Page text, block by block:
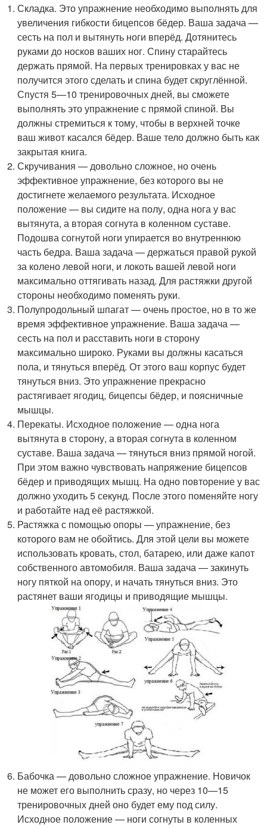
Складка. Это упражнение необходимо выполнять для
увеличения гибкости бицепсов бёдер. Ваша задача —
сесть на пол и вытянуть ноги вперёд. Дотянитесь
руками до носков ваших ног. Спину старайтесь
держать прямой. На первых тренировках у вас не
получится этого сделать и спина будет скруглённой.
Спустя 5—10 тренировочных дней, вы сможете
выполнять это упражнение с прямой спиной. Вы
должны стремиться к тому, чтобы в верхней точке
ваш живот касался бёдер. Ваше тело должно быть как
закрытая книга.
Скручивания — довольно сложное, но очень
эффективное упражнение, без которого вы не
достигнете желаемого результата. Исходное
положение — вы сидите на полу, одна нога у вас
вытянута, а вторая согнута в коленном суставе.
Подошва согнутой ноги упирается во внутреннюю
часть бедра. Ваша задача — держаться правой рукой
за колено левой ноги, и локоть вашей левой ноги
максимально оттягивать назад. Для растяжки другой
стороны необходимо поменять руки.
Полупродольный шпагат — очень простое, но в то же
время эффективное упражнение. Ваша задача —
сесть на пол и расставить ноги в сторону
максимально широко. Руками вы должны касаться
пола, и тянуться вперёд. От этого ваш корпус будет
тянуться вниз. Это упражнение прекрасно
растягивает ягодиц, бицепсы бёдер, и поясничные
мышцы.
Перекаты. Исходное положение — одна нога
вытянута в сторону, а вторая согнута в коленном
суставе. Ваша задача — тянуться вниз прямой ногой.
При этом важно чувствовать напряжение бицепсов
бёдер и приводящих мышц. На одно повторение у вас
должно уходить 5 секунд. После этого поменяйте ногу
и работайте над её растяжкой.
Растяжка с помощью опоры — упражнение, без
которого вам не обойтись. Для этой цели вы можете
использовать кровать, стол, батарею, или даже капот
собственного автомобиля. Ваша задача — закинуть
ногу пяткой на опору, и начать тянуться вниз. Это
растянет ваши ягодицы и приводящие мышцы.
Бабочка — довольно сложное упражнение. Новичок
не может его выполнить сразу, но через 10—15
тренировочных дней оно будет ему под силу.
Исходное положение — ноги согнуты в коленных